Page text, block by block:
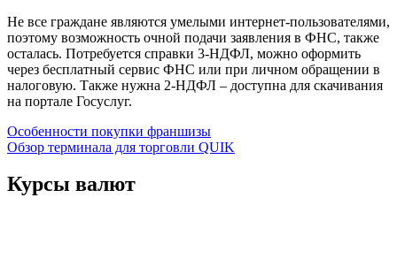
Не все граждане являются умелыми интернет-пользователями,
поэтому возможность очной подачи заявления в ФНС, также
осталась. Потребуется справки 3-НДФЛ, можно оформить
через бесплатный сервис ФНС или при личном обращении в
налоговую. Также нужна 2-НДФЛ – доступна для скачивания
на портале Госуслуг.
Навигация
по
записям
Особенности покупки франшизы
Обзор терминала для торговли QUIK
Курсы валют